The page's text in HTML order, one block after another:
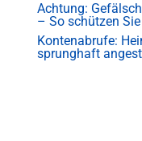
Achtung:
– So schützen
Kontenabrufe:
sprunghaft